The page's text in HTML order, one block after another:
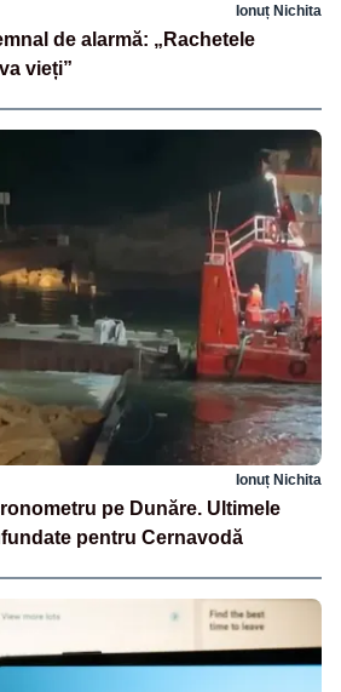
Ionuț Nichita
de alarmă: „Rachetele
vieți”
Ionuț Nichita
pe Dunăre. Ultimele
pentru Cernavodă